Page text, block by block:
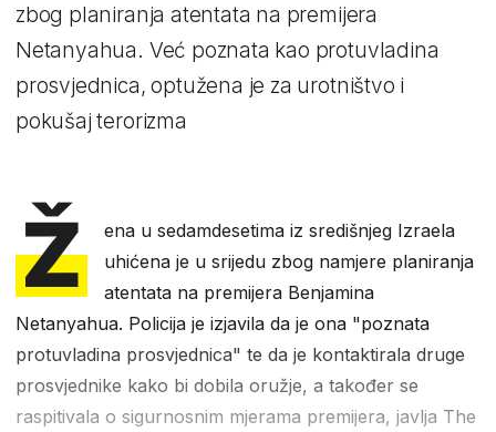
zbog planiranja atentata na premijera
Netanyahua. Već poznata kao protuvladina
prosvjednica, optužena je za urotništvo i
pokušaj terorizma
Ž
ena u sedamdesetima iz središnjeg Izraela
uhićena je u srijedu zbog namjere planiranja
atentata na premijera Benjamina
Netanyahua. Policija je izjavila da je ona "poznata
protuvladina prosvjednica" te da je kontaktirala druge
prosvjednike kako bi dobila oružje, a također se
raspitivala o sigurnosnim mjerama premijera, javlja The